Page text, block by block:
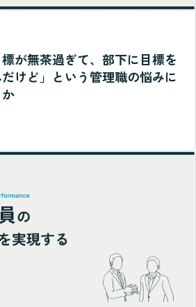
標が無茶過ぎて、部下に目標を
けど」という管理職の悩みに